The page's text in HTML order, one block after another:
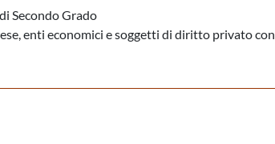
Secondo Grado
enti economici e soggetti di diritto privato con